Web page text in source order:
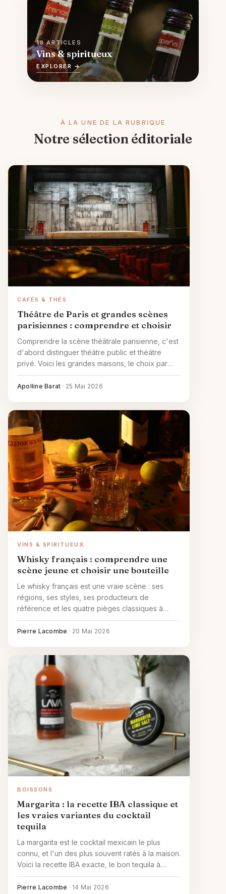
18 ARTICLES
Vins & spiritueux
EXPLORER →
À LA UNE DE LA RUBRIQUE
Notre sélection éditoriale
CAFÉS & THÉS
Théâtre de Paris et grandes scènes
parisiennes : comprendre et choisir
Comprendre la scène théâtrale parisienne, c'est
d'abord distinguer théâtre public et théâtre
privé. Voici les grandes maisons, le choix par
genre et les astuces tarifaires.
Apolline Barat · 25 Mai 2026
VINS & SPIRITUEUX
Whisky français : comprendre une
scène jeune et choisir une bouteille
Le whisky français est une vraie scène : ses
régions, ses styles, ses producteurs de
référence et les quatre pièges classiques à
éviter avant d'acheter.
Pierre Lacombe · 20 Mai 2026
BOISSONS
Margarita : la recette IBA classique et
les vraies variantes du cocktail
tequila
La margarita est le cocktail mexicain le plus
connu, et l'un des plus souvent ratés à la maison.
Voici la recette IBA exacte, le bon tequila à
choisir, et les variantes qui valent le détour.
Pierre Lacombe · 14 Mai 2026